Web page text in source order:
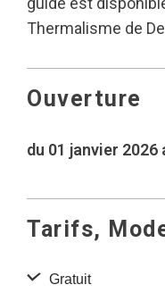
Thermalisme de
Ouverture
du 01 janvier 2026
Tarifs,
Gratuit